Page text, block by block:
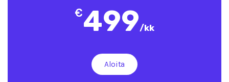
€499/kk
Aloita